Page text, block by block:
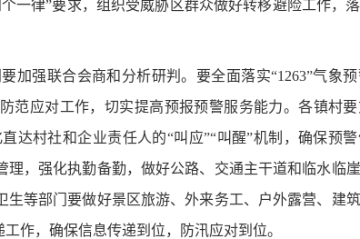
一律”要求，组织受威胁区群众做好转移避险工作，
加强联合会商和分析研判。要全面落实“1263”气象
范应对工作，切实提高预报预警服务能力。各镇村
达村社和企业责任人的“叫应”“叫醒”机制，确保预
，强化执勤备勤，做好公路、交通主干道和临水临
等部门要做好景区旅游、外来务工、户外露营、建
作，确保信息传递到位，防汛应对到位。